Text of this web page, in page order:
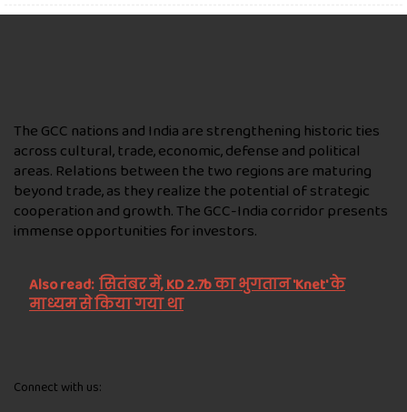
The GCC nations and India are strengthening historic ties
across cultural, trade, economic, defense and political
areas. Relations between the two regions are maturing
beyond trade, as they realize the potential of strategic
cooperation and growth. The GCC-India corridor presents
immense opportunities for investors.
Also read: सितंबर में, KD 2.7b का भुगतान 'Knet' के
माध्यम से किया गया था
Connect with us: